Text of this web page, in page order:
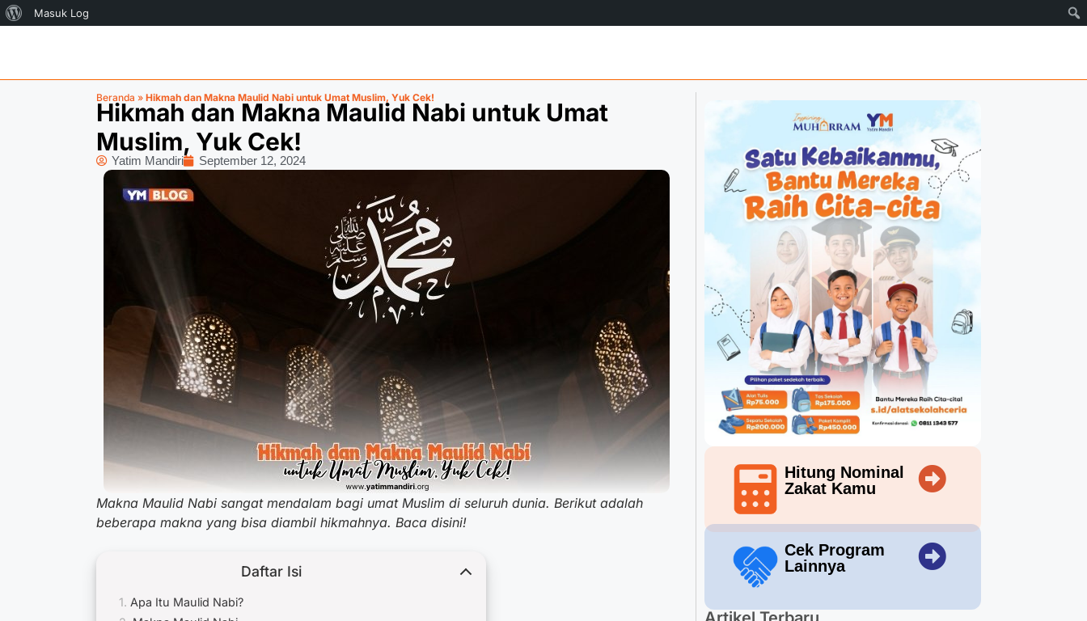
Masuk Log
Beranda » Hikmah dan Makna Maulid Nabi untuk Umat Muslim, Yuk Cek!
Hikmah dan Makna Maulid Nabi untuk Umat
Muslim, Yuk Cek!
Yatim Mandiri September 12, 2024
Makna Maulid Nabi sangat mendalam bagi umat Muslim di seluruh dunia. Berikut adalah
beberapa makna yang bisa diambil hikmahnya. Baca disini!
Daftar Isi
Apa Itu Maulid Nabi?
Hitung Nominal
Zakat Kamu
Cek Program
Lainnya